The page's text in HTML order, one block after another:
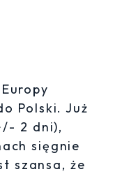
Polski. Już
2 dni),
sięgnie
szansa, że